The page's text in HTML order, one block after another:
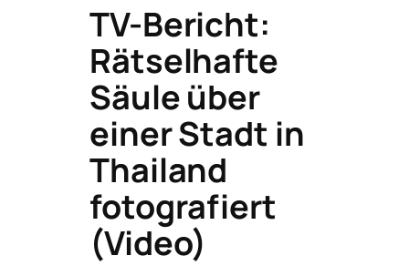
TV-Bericht:
Rätselhafte
Säule über
einer Stadt in
Thailand
fotografiert
(Video)